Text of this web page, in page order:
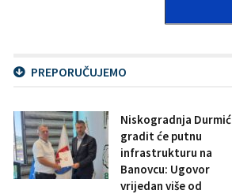
PREPORUČUJEMO
Niskogradnja Durmić
gradit će putnu
infrastrukturu na
Banovcu: Ugovor
vrijedan više od